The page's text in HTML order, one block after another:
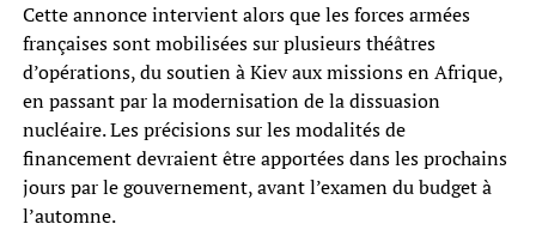
Cette annonce intervient alors que les forces armées
françaises sont mobilisées sur plusieurs théâtres
d’opérations, du soutien à Kiev aux missions en Afrique,
en passant par la modernisation de la dissuasion
nucléaire. Les précisions sur les modalités de
financement devraient être apportées dans les prochains
jours par le gouvernement, avant l’examen du budget à
l’automne.